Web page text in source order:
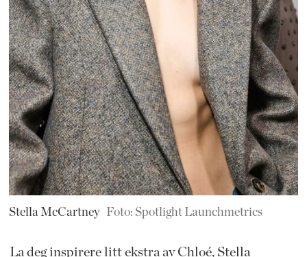
Stella McCartney Foto: Spotlight Launchmetrics
La deg inspirere litt ekstra av Chloé, Stella